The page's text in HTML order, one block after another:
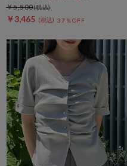
￥3,465 37％OFF
￥5,500